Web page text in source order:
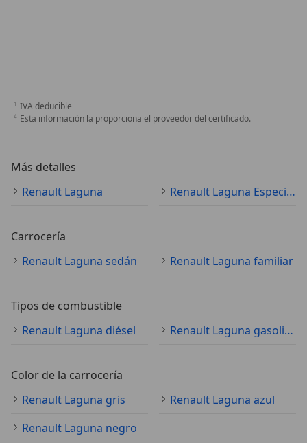
IVA deducible
Esta información la proporciona el proveedor del certificado.
Más detalles
Renault Laguna
Renault Laguna Especificaciones técnicas
Carrocería
Renault Laguna sedán
Renault Laguna familiar
Tipos de combustible
Renault Laguna diésel
Renault Laguna gasolina
Color de la carrocería
Renault Laguna gris
Renault Laguna azul
Renault Laguna negro